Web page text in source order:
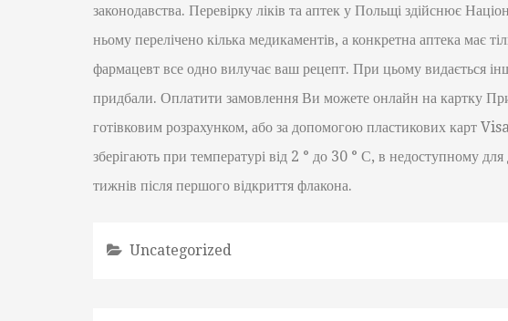
законодавства. Перевірку ліків та аптек у Польщі здійснює
ньому перелічено кілька медикаментів, а конкретна аптека має
фармацевт все одно вилучає ваш рецепт. При цьому видається
придбали. Оплатити замовлення Ви можете онлайн на картку
готівковим розрахунком, або за допомогою пластикових карт
зберігають при температурі від 2 ° до 30 ° С, в недоступному
тижнів після першого відкриття флакона.
Uncategorized